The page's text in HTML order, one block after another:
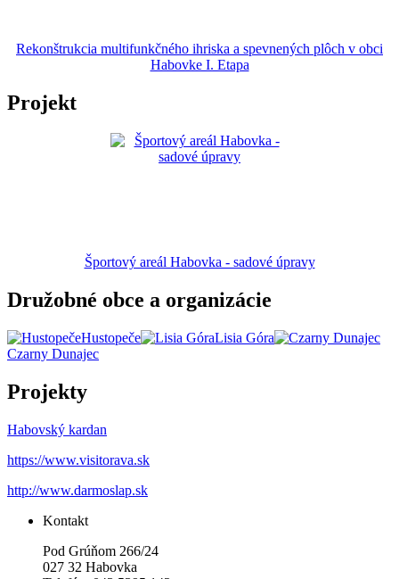
Rekonštrukcia multifunkčného ihriska a spevnených plôch v obci
Habovke I. Etapa
Projekt
Športový areál Habovka - sadové úpravy
Družobné obce a organizácie
Hustopeče
Lisia Góra
Czarny Dunajec
Projekty
Habovský kardan
https://www.visitorava.sk
http://www.darmoslap.sk
Kontakt
Pod Grúňom 266/24
027 32 Habovka